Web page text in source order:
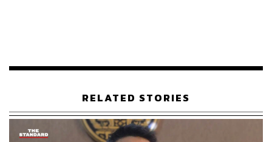
ส่งมอบ และสิทธิในการบอกเลิกสัญญาให้ครบถ้วน ซึ่งจาก
การลงพื้นที่วันนี้ เบื้องต้นพบว่าผู้ประกอบการให้ความร่วมมือ
และปฏิบัติตามกฎหมายเป็นอย่างดี
RELATED STORIES